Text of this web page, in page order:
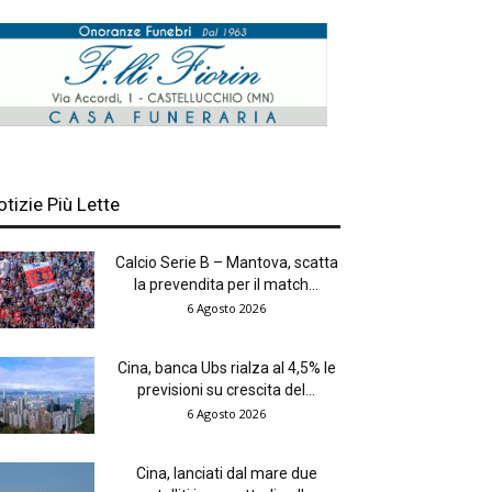
Più Lette
Calcio Serie B – Mantova, scatta
la prevendita per il match...
6 Agosto 2026
Cina, banca Ubs rialza al 4,5% le
previsioni su crescita del...
6 Agosto 2026
Cina, lanciati dal mare due